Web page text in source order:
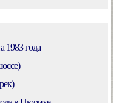
1983 года